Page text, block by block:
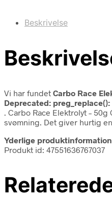
Beskrivelse
Vi har fundet Carbo Race
Deprecated:
. Carbo Race Elektrolyt –
svømning. Det giver hurtig
Yderlige
Produkt id: 47551636767037